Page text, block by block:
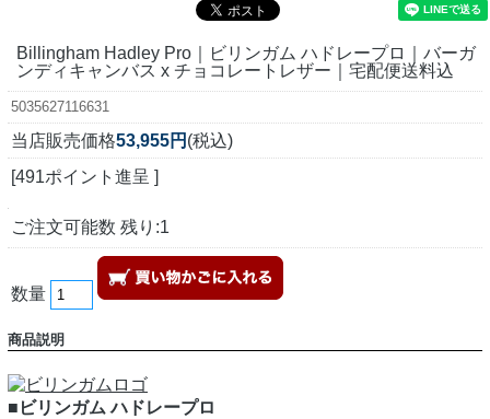
Billingham Hadley Pro｜ビリンガム ハドレープロ｜バーガ
ンディキャンバス x チョコレートレザー｜宅配便送料込
5035627116631
当店販売価格53,955円 (税込)
[491ポイント進呈 ]
ご注文可能数 残り:1
数量
商品説明
■ビリンガム ハドレープロ